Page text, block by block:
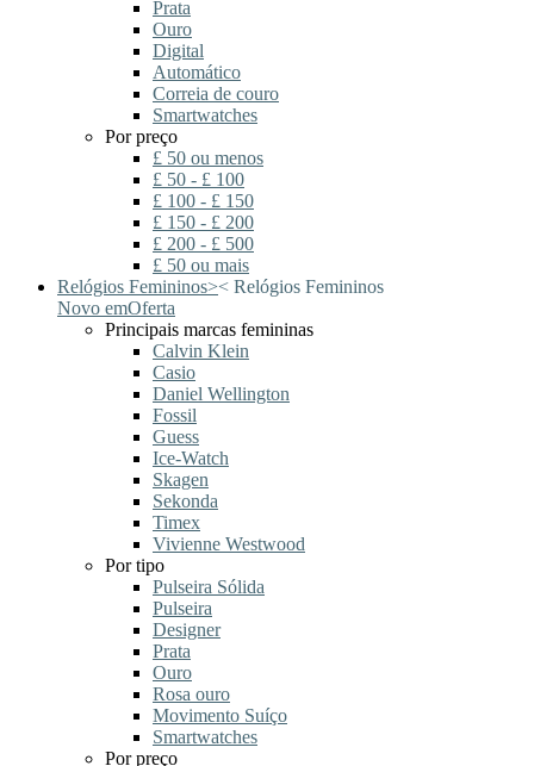
Prata
Ouro
Digital
Automático
Correia de couro
Smartwatches
Por preço
£ 50 ou menos
£ 50 - £ 100
£ 100 - £ 150
£ 150 - £ 200
£ 200 - £ 500
£ 50 ou mais
Relógios Femininos>< Relógios Femininos
Novo emOferta
Principais marcas femininas
Calvin Klein
Casio
Daniel Wellington
Fossil
Guess
Ice-Watch
Skagen
Sekonda
Timex
Vivienne Westwood
Por tipo
Pulseira Sólida
Pulseira
Designer
Prata
Ouro
Rosa ouro
Movimento Suíço
Smartwatches
Por preço